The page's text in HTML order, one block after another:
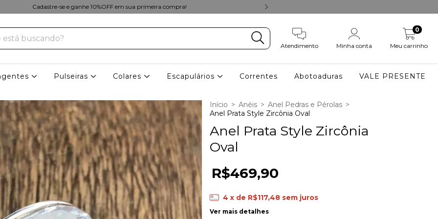
Cadastre-se e ganhe 10%OFF em sua primeira compra!
Atendimento Minha conta Meu carrinho
0
Pulseiras Colares Escapulários Correntes Abotoaduras VALE PRESENTE
Início > Anéis > Anel Pedras e Pérolas >
Anel Prata Style Zircônia Oval
Anel Prata Style Zircônia
Oval
R$469,90
4 x de R$117,48 sem juros
Ver mais detalhes